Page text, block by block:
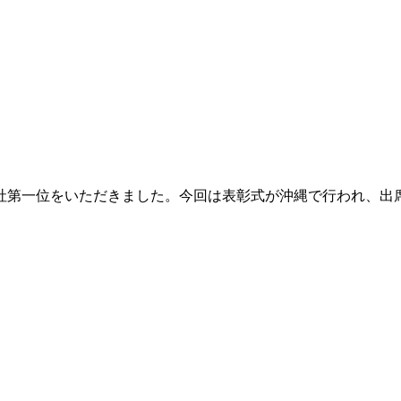
一位をいただきました。今回は表彰式が沖縄で行われ、出